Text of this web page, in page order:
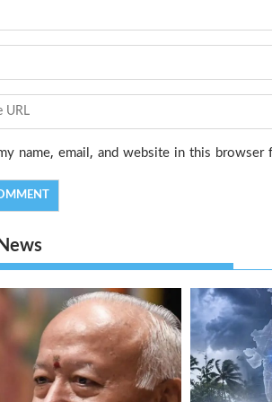
name, email, and website in this